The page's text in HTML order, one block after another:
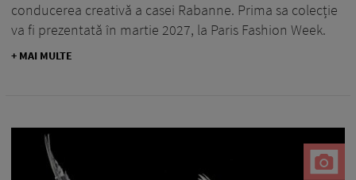
conducerea creativă a casei Rabanne. Prima sa colecție
va fi prezentată în martie 2027, la Paris Fashion Week.
+ MAI MULTE